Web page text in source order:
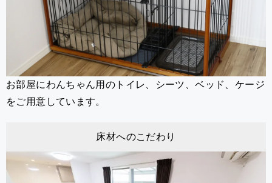
お部屋にわんちゃん用のトイレ、シーツ、ベッド、ケージ
をご用意しています。
床材へのこだわり